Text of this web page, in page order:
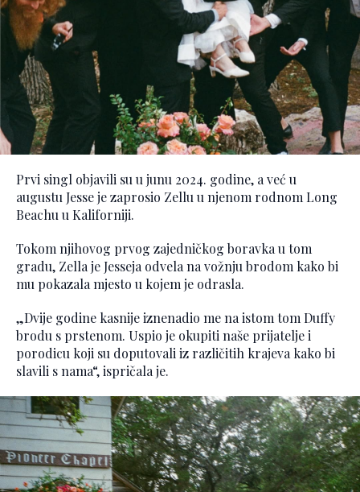
Prvi singl objavili su u junu 2024. godine, a već u
augustu Jesse je zaprosio Zellu u njenom rodnom Long
Beachu u Kaliforniji.
Tokom njihovog prvog zajedničkog boravka u tom
gradu, Zella je Jesseja odvela na vožnju brodom kako bi
mu pokazala mjesto u kojem je odrasla.
„Dvije godine kasnije iznenadio me na istom tom Duffy
brodu s prstenom. Uspio je okupiti naše prijatelje i
porodicu koji su doputovali iz različitih krajeva kako bi
slavili s nama“, ispričala je.